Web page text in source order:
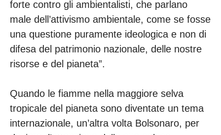
forte contro gli ambientalisti, che parlano
male dell’attivismo ambientale, come se fosse
una questione puramente ideologica e non di
difesa del patrimonio nazionale, delle nostre
risorse e del pianeta”.
Quando le fiamme nella maggiore selva
tropicale del pianeta sono diventate un tema
internazionale, un’altra volta Bolsonaro, per